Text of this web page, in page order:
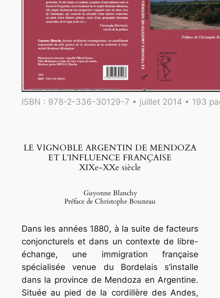
ISBN : 978-2-336-30129-7 • juillet 2014 • 193
LE VIGNOBLE ARGENTIN DE MENDOZA
ET L’INFLUENCE FRANÇAISE
XIXe-XXe siècle
Guyonne Blanchy
Préface de Christophe Bouneau
Dans les années 1880, à la suite de facteurs
conjoncturels et dans un contexte de libre-
échange, une immigration française
spécialisée venue du Bordelais s’installe
dans la province de Mendoza en Argentine.
Située au pied de la cordillère des Andes,